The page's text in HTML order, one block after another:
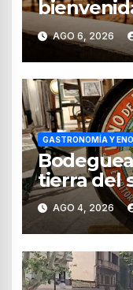
vendimia
AGO 6, 2026
GASTRONOMÍA Y
tierra del
AGO 4, 2026